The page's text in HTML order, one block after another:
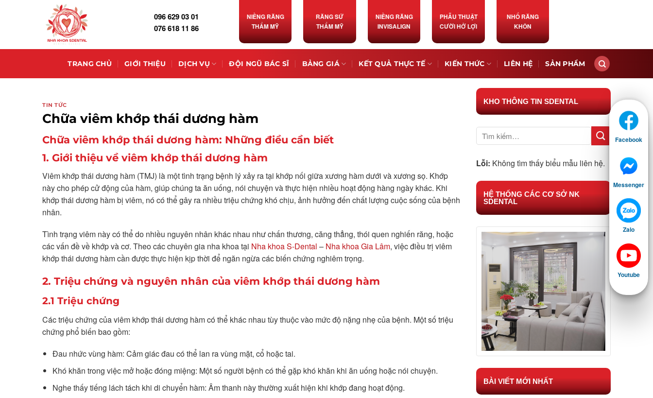
096 629 03 01
076 618 11 86
NIỀNG RĂNG
THẨM MỸ
RĂNG SỨ
THẨM MỸ
NIỀNG RĂNG
INVISALIGN
PHẪU THUẬT
CƯỜI HỞ LỢI
NHỔ RĂNG
KHÔN
TRANG CHỦ GIỚI THIỆU DỊCH VỤ ĐỘI NGŨ BÁC SĨ BẢNG GIÁ KẾT QUẢ THỰC TẾ KIẾN THỨC LIÊN HỆ SẢN PHẨM
TIN TỨC
Chữa viêm khớp thái dương hàm
Chữa viêm khớp thái dương hàm: Những điều cần biết
1. Giới thiệu về viêm khớp thái dương hàm
Viêm khớp thái dương hàm (TMJ) là một tình trạng bệnh lý xảy ra tại khớp nối giữa xương hàm dưới và xương sọ. Khớp
này cho phép cử động của hàm, giúp chúng ta ăn uống, nói chuyện và thực hiện nhiều hoạt động hàng ngày khác. Khi
khớp thái dương hàm bị viêm, nó có thể gây ra nhiều triệu chứng khó chịu, ảnh hưởng đến chất lượng cuộc sống của bệnh
nhân.
Tình trạng viêm này có thể do nhiều nguyên nhân khác nhau như chấn thương, căng thẳng, thói quen nghiến răng, hoặc
các vấn đề về khớp và cơ. Theo các chuyên gia nha khoa tại Nha khoa S-Dental – Nha khoa Gia Lâm, việc điều trị viêm
khớp thái dương hàm cần được thực hiện kịp thời để ngăn ngừa các biến chứng nghiêm trọng.
2. Triệu chứng và nguyên nhân của viêm khớp thái dương hàm
2.1 Triệu chứng
Các triệu chứng của viêm khớp thái dương hàm có thể khác nhau tùy thuộc vào mức độ nặng nhẹ của bệnh. Một số triệu
chứng phổ biến bao gồm:
Đau nhức vùng hàm: Cảm giác đau có thể lan ra vùng mặt, cổ hoặc tai.
Khó khăn trong việc mở hoặc đóng miệng: Một số người bệnh có thể gặp khó khăn khi ăn uống hoặc nói chuyện.
Nghe thấy tiếng lách tách khi di chuyển hàm: Âm thanh này thường xuất hiện khi khớp đang hoạt động.
KHO THÔNG TIN SDENTAL
Lỗi: Không tìm thấy biểu mẫu liên hệ.
HỆ THỐNG CÁC CƠ SỞ NK
SDENTAL
BÀI VIẾT MỚI NHẤT
Facebook
Messenger
Zalo
Youtube